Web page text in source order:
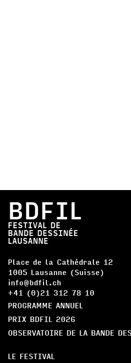
BDFIL
FESTIVAL DE
BANDE DESSINÉE
LAUSANNE
Place de la Cathédrale 12
1005 Lausanne (Suisse)
info@bdfil.ch
+41 (0)21 312 78 10
PROGRAMME ANNUEL
PRIX BDFIL 2026
OBSERVATOIRE DE LA BANDE
LE FESTIVAL